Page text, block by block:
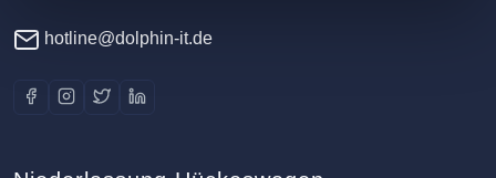
hotline@dolphin-it.de